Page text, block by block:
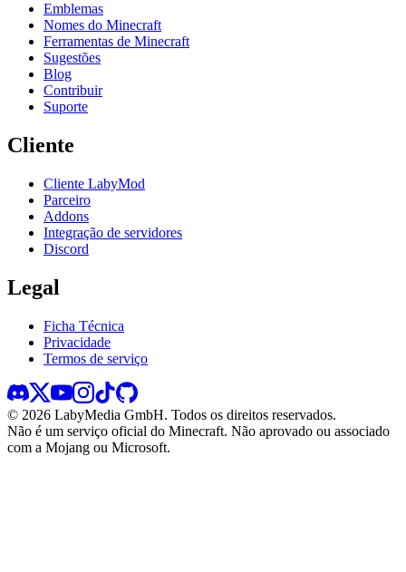
Emblemas
Nomes do Minecraft
Ferramentas de Minecraft
Sugestões
Blog
Contribuir
Suporte
Cliente
Cliente LabyMod
Parceiro
Addons
Integração de servidores
Discord
Legal
Ficha Técnica
Privacidade
Termos de serviço
© 2026 LabyMedia GmbH. Todos os direitos reservados.
Não é um serviço oficial do Minecraft. Não aprovado ou associado
com a Mojang ou Microsoft.